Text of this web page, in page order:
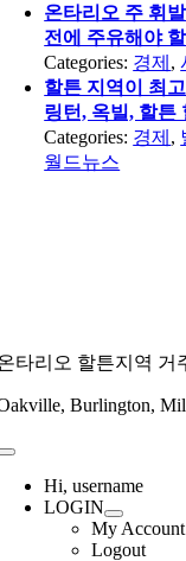
온타리오 주 휘
전에 주유해야
Categories: 경제 ,
할튼 지역이 최
링턴, 옥빌, 할튼
Categories: 경제 ,
월드뉴스
타리오 할튼지역 거
Burlington,
Toggle
NavigationHi, username
LOGIN
My Account
Logout